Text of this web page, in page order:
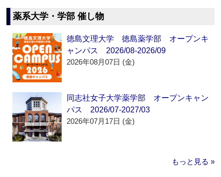
薬系大学・学部 催し物
徳島文理大学 徳島薬学部 オープンキ
ャンパス 2026/08-2026/09
2026年08月07日 (金)
同志社女子大学薬学部 オープンキャン
パス 2026/07-2027/03
2026年07月17日 (金)
もっと見る »